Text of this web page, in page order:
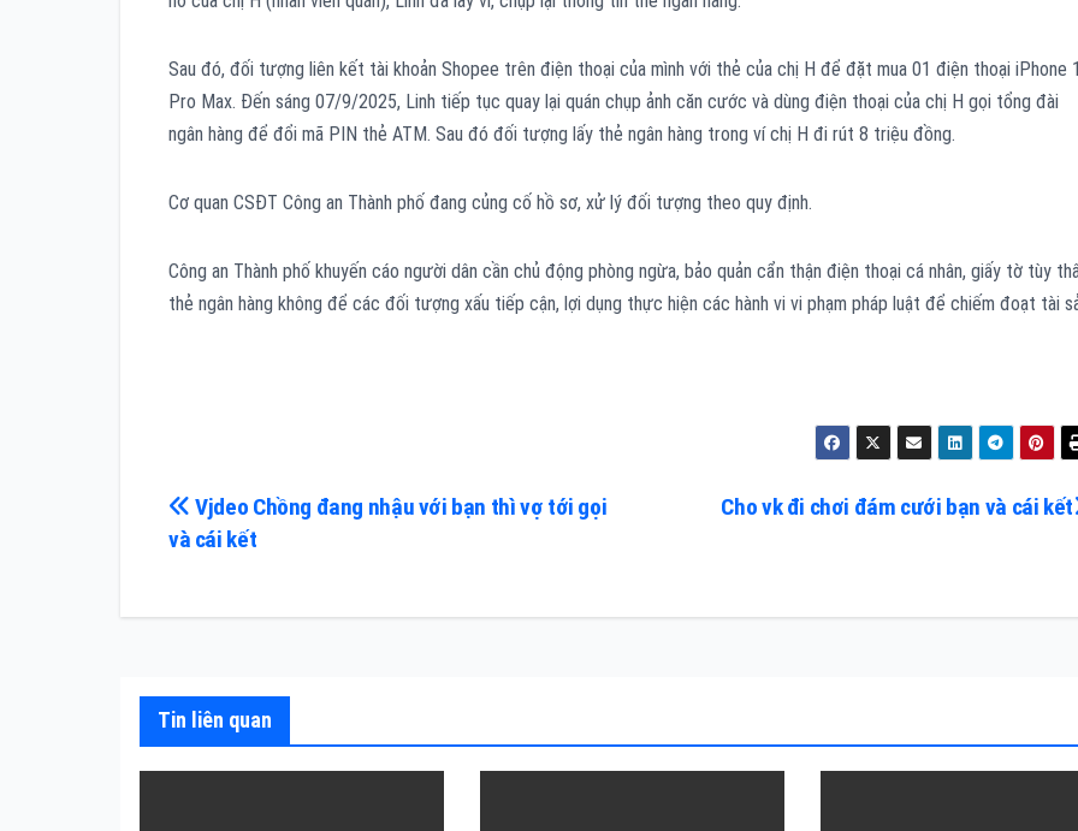
Sau đó, đối tượng liên kết tài khoản Shopee trên điện thoại của mình với thẻ của chị H để đặt mua 01 điện thoại iPhone
Pro Max. Đến sáng 07/9/2025, Linh tiếp tục quay lại quán chụp ảnh căn cước và dùng điện thoại của chị H gọi tổng đài
ngân hàng để đổi mã PIN thẻ ATM. Sau đó đối tượng lấy thẻ ngân hàng trong ví chị H đi rút 8 triệu đồng.
Cơ quan CSĐT Công an Thành phố đang củng cố hồ sơ, xử lý đối tượng theo quy định.
Công an Thành phố khuyến cáo người dân cần chủ động phòng ngừa, bảo quản cẩn thận điện thoại cá nhân, giấy tờ tùy
thẻ ngân hàng không để các đối tượng xấu tiếp cận, lợi dụng thực hiện các hành vi vi phạm pháp luật để chiếm đoạt tài
Điều
bài
Cho vk đi chơi đám cưới bạn và cái kết
Vjdeo Chồng đang nhậu với bạn thì vợ tới gọi
và cái kết
Tin liên quan